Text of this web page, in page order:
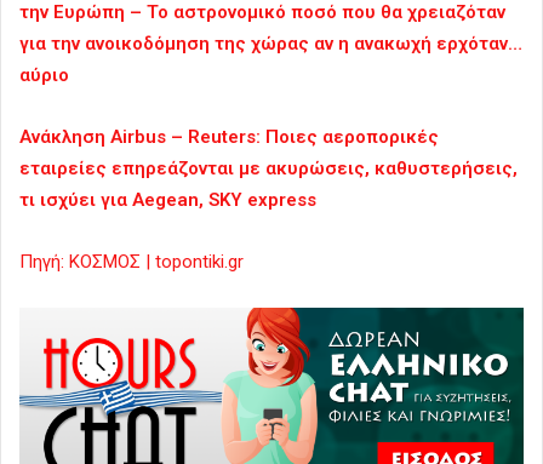
την Ευρώπη – Το αστρονομικό ποσό που θα χρειαζόταν
για την ανοικοδόμηση της χώρας αν η ανακωχή ερχόταν…
αύριο
Ανάκληση Airbus – Reuters: Ποιες αεροπορικές
εταιρείες επηρεάζονται με ακυρώσεις, καθυστερήσεις,
τι ισχύει για Aegean, SKY express
Πηγή: ΚΟΣΜΟΣ | topontiki.gr